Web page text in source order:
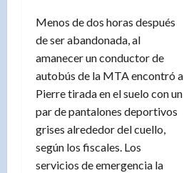
Menos de dos horas después
de ser abandonada, al
amanecer un conductor de
autobús de la MTA encontró a
Pierre tirada en el suelo con un
par de pantalones deportivos
grises alrededor del cuello,
según los fiscales. Los
servicios de emergencia la